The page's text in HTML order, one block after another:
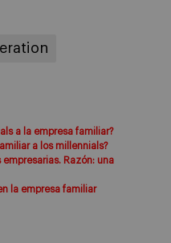
a la empresa familiar?
a los millennials?
Razón: una
la empresa familiar